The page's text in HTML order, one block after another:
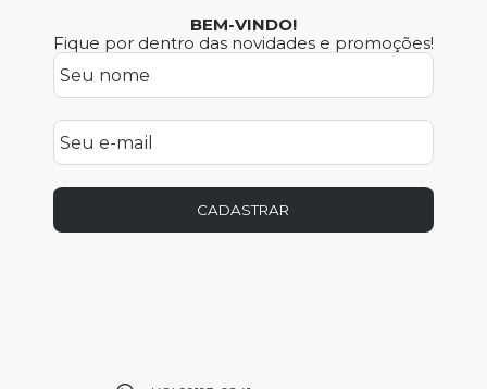
BEM-VINDO!
Fique por dentro das novidades e promoções!
CADASTRAR